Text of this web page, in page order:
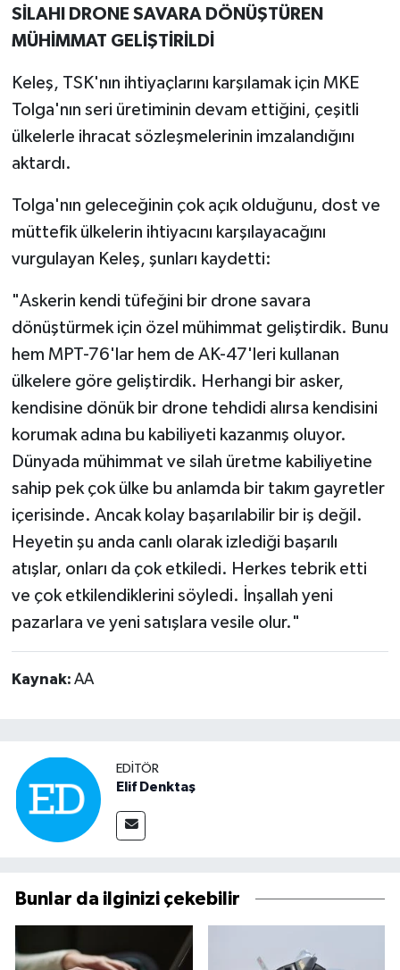
SİLAHI DRONE SAVARA DÖNÜŞTÜREN
MÜHİMMAT GELİŞTİRİLDİ
Keleş, TSK'nın ihtiyaçlarını karşılamak için MKE
Tolga'nın seri üretiminin devam ettiğini, çeşitli
ülkelerle ihracat sözleşmelerinin imzalandığını
aktardı.
Tolga'nın geleceğinin çok açık olduğunu, dost ve
müttefik ülkelerin ihtiyacını karşılayacağını
vurgulayan Keleş, şunları kaydetti:
"Askerin kendi tüfeğini bir drone savara
dönüştürmek için özel mühimmat geliştirdik. Bunu
hem MPT-76'lar hem de AK-47'leri kullanan
ülkelere göre geliştirdik. Herhangi bir asker,
kendisine dönük bir drone tehdidi alırsa kendisini
korumak adına bu kabiliyeti kazanmış oluyor.
Dünyada mühimmat ve silah üretme kabiliyetine
sahip pek çok ülke bu anlamda bir takım gayretler
içerisinde. Ancak kolay başarılabilir bir iş değil.
Heyetin şu anda canlı olarak izlediği başarılı
atışlar, onları da çok etkiledi. Herkes tebrik etti
ve çok etkilendiklerini söyledi. İnşallah yeni
pazarlara ve yeni satışlara vesile olur."
Kaynak: AA
EDITÖR
Elif Denktaş
Bunlar da ilginizi çekebilir